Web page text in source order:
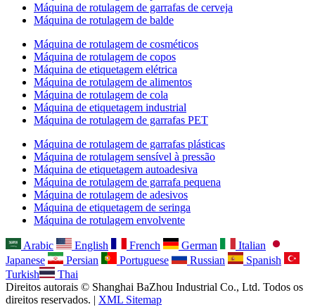
Máquina de rotulagem de garrafas de cerveja
Máquina de rotulagem de balde
Máquina de rotulagem de cosméticos
Máquina de rotulagem de copos
Máquina de etiquetagem elétrica
Máquina de rotulagem de alimentos
Máquina de rotulagem de cola
Máquina de etiquetagem industrial
Máquina de rotulagem de garrafas PET
Máquina de rotulagem de garrafas plásticas
Máquina de rotulagem sensível à pressão
Máquina de etiquetagem autoadesiva
Máquina de rotulagem de garrafa pequena
Máquina de rotulagem de adesivos
Máquina de etiquetagem de seringa
Máquina de rotulagem envolvente
Arabic English French German
Italian
Japanese
Persian Portuguese Russian
Spanish
Turkish
Thai
Direitos autorais © Shanghai BaZhou Industrial Co., Ltd. Todos os
direitos reservados. | XML Sitemap